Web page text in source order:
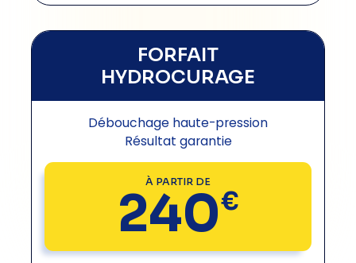
FORFAIT
HYDROCURAGE
Débouchage haute-pression
Résultat garantie
À PARTIR DE
240€